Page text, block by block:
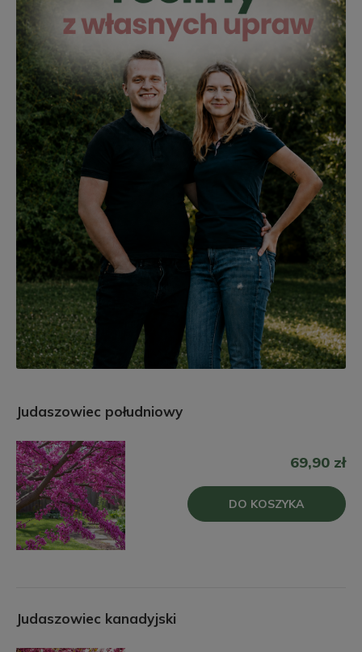
Judaszowiec południowy
69,90 zł
DO KOSZYKA
Judaszowiec kanadyjski